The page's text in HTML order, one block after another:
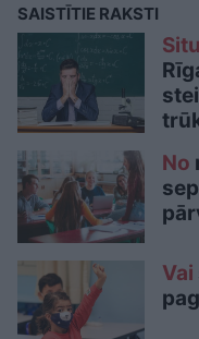
SAISTĪTIE RAKSTI
No
Vai